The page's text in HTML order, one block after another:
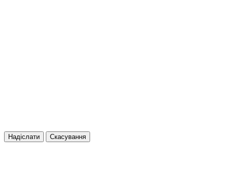
Надіслати Скасування